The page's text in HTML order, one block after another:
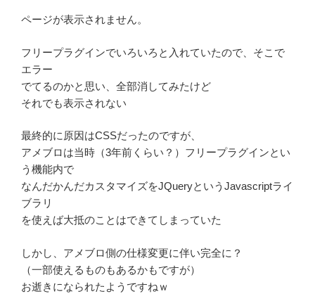
ページが表示されません。
フリープラグインでいろいろと入れていたので、そこで
エラー
でてるのかと思い、全部消してみたけど
それでも表示されない
最終的に原因はCSSだったのですが、
アメブロは当時（3年前くらい？）フリープラグインとい
う機能内で
なんだかんだカスタマイズをJQueryというJavascriptライ
ブラリ
を使えば大抵のことはできてしまっていた
しかし、アメブロ側の仕様変更に伴い完全に？
（一部使えるものもあるかもですが）
お逝きになられたようですねｗ